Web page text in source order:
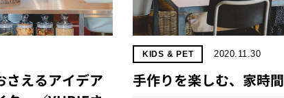
さえるアイデア
KIDS & PET 2020.11.30
手作りを楽しむ、家時間